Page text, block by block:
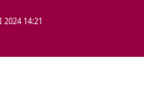
2024 14:21